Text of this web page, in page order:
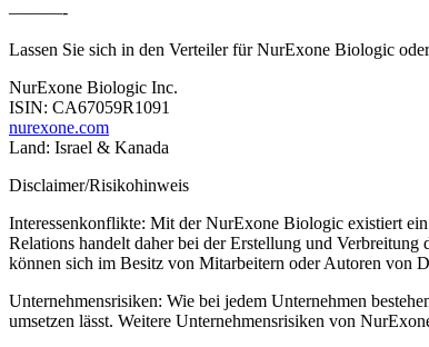
———-
Lassen Sie sich in den Verteiler für NurExone Biologic
NurExone Biologic Inc.
ISIN: CA67059R1091
nurexone.com
Land: Israel & Kanada
Disclaimer/Risikohinweis
Interessenkonflikte: Mit der NurExone Biologic existiert
Relations handelt daher bei der Erstellung und
können sich im Besitz von Mitarbeitern oder Autoren von
Unternehmensrisiken: Wie bei jedem Unternehmen
umsetzen lässt. Weitere Unternehmensrisiken von